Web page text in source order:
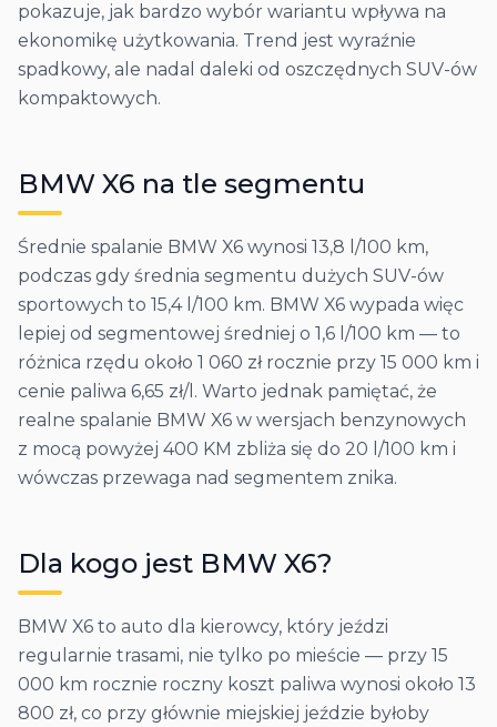
pokazuje, jak bardzo wybór wariantu wpływa na
ekonomikę użytkowania. Trend jest wyraźnie
spadkowy, ale nadal daleki od oszczędnych SUV-ów
kompaktowych.
BMW X6 na tle segmentu
Średnie spalanie BMW X6 wynosi 13,8 l/100 km,
podczas gdy średnia segmentu dużych SUV-ów
sportowych to 15,4 l/100 km. BMW X6 wypada więc
lepiej od segmentowej średniej o 1,6 l/100 km — to
różnica rzędu około 1 060 zł rocznie przy 15 000 km i
cenie paliwa 6,65 zł/l. Warto jednak pamiętać, że
realne spalanie BMW X6 w wersjach benzynowych
z mocą powyżej 400 KM zbliża się do 20 l/100 km i
wówczas przewaga nad segmentem znika.
Dla kogo jest BMW X6?
BMW X6 to auto dla kierowcy, który jeździ
regularnie trasami, nie tylko po mieście — przy 15
000 km rocznie roczny koszt paliwa wynosi około 13
800 zł, co przy głównie miejskiej jeździe byłoby